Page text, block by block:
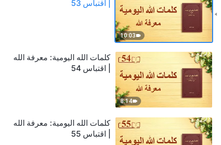
10:03
| اقتباس 53
8:14
كلمات الله اليومية: معرفة الله
| اقتباس 54
كلمات الله اليومية: معرفة الله
| اقتباس 55